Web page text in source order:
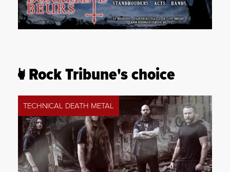
Rock Tribune's choice
TECHNICAL DEATH METAL